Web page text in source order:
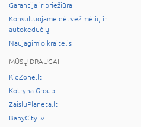
Garantija ir priežiūra
Konsultuojame dėl vežimėlių ir
autokėdučių
Naujagimio kraitelis
MŪSŲ DRAUGAI
KidZone.lt
Kotryna Group
ZaisluPlaneta.lt
BabyCity.lv